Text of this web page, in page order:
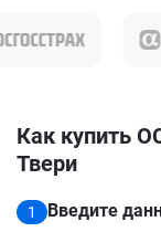
Как купить
Твери
1
Введите